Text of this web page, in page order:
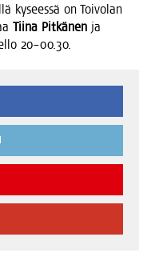
kysees­sä on Toi­vo­lan
Tii­na Pit­kä­nen ja
20–00.30.